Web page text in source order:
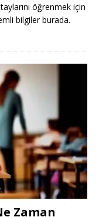
öğrenmek için
bilgiler burada.
Zaman